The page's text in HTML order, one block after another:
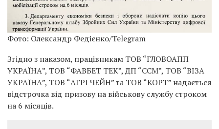
Фото: Олександр Федієнко/Telegram
Згідно з наказом, працівникам ТОВ “ГЛОВОАПП
УКРАЇНА”, ТОВ “ФАВБЕТ ТЕК”, ДП “ССМ”, ТОВ “ВІЗА
УКРАЇНА”, ТОВ “АГРІ ЧЕЙН” та ТОВ “КОРТ” надається
відстрочка від призову на військову службу строком
на 6 місяців.